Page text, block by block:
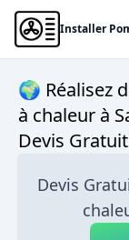
Installer
🌍 Réalisez
à chaleur à
Devis
Devis